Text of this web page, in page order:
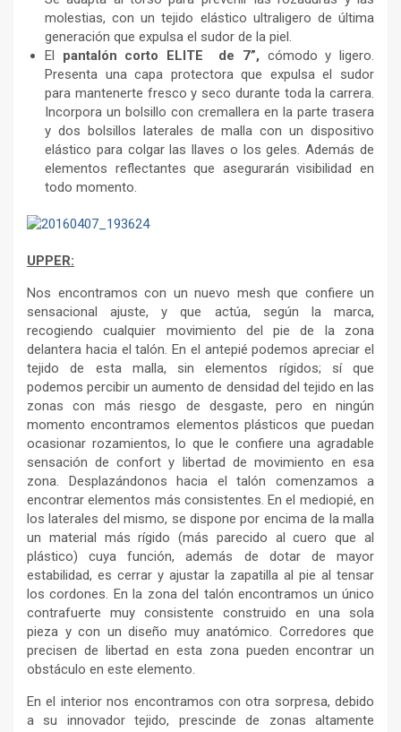
molestias, con un tejido elástico ultraligero de última
generación que expulsa el sudor de la piel.
El pantalón corto ELITE de 7”, cómodo y ligero.
Presenta una capa protectora que expulsa el sudor
para mantenerte fresco y seco durante toda la carrera.
Incorpora un bolsillo con cremallera en la parte trasera
y dos bolsillos laterales de malla con un dispositivo
elástico para colgar las llaves o los geles. Además de
elementos reflectantes que asegurarán visibilidad en
todo momento.
UPPER:
Nos encontramos con un nuevo mesh que confiere un
sensacional ajuste, y que actúa, según la marca,
recogiendo cualquier movimiento del pie de la zona
delantera hacia el talón. En el antepié podemos apreciar el
tejido de esta malla, sin elementos rígidos; sí que
podemos percibir un aumento de densidad del tejido en las
zonas con más riesgo de desgaste, pero en ningún
momento encontramos elementos plásticos que puedan
ocasionar rozamientos, lo que le confiere una agradable
sensación de confort y libertad de movimiento en esa
zona. Desplazándonos hacia el talón comenzamos a
encontrar elementos más consistentes. En el mediopié, en
los laterales del mismo, se dispone por encima de la malla
un material más rígido (más parecido al cuero que al
plástico) cuya función, además de dotar de mayor
estabilidad, es cerrar y ajustar la zapatilla al pie al tensar
los cordones. En la zona del talón encontramos un único
contrafuerte muy consistente construido en una sola
pieza y con un diseño muy anatómico. Corredores que
precisen de libertad en esta zona pueden encontrar un
obstáculo en este elemento.
En el interior nos encontramos con otra sorpresa, debido
a su innovador tejido, prescinde de zonas altamente